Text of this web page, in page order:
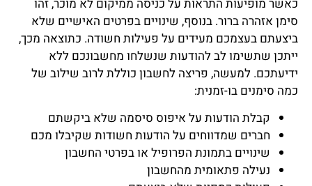
כאשר מופיעות התראות על כניסה ממיקום לא מוכר, זהו
סימן אזהרה ברור. בנוסף, שינויים בפרטים האישיים שלא
ביצעתם בעצמכם מעידים על פעילות חשודה. כתוצאה מכך,
ייתכן שתשימו לב להודעות שנשלחו מחשבונכם ללא
ידיעתכם. למעשה, פריצה לחשבון כוללת לרוב שילוב של
כמה סימנים בו-זמנית:
קבלת הודעות על איפוס סיסמה שלא ביקשתם
חברים שמדווחים על הודעות חשודות שקיבלו מכם
שינויים בתמונת הפרופיל או בפרטי החשבון
נעילה פתאומית מהחשבון